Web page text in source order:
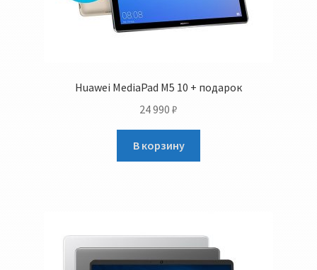
Huawei MediaPad M5 10 + подарок
24 990 ₽
В корзину